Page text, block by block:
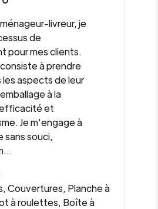
livreur, je
de
pour mes clients.
à prendre
aspects de leur
à la
et
Je m'engage à
sans souci,
Couvertures, Planche à
à roulettes, Boîte à